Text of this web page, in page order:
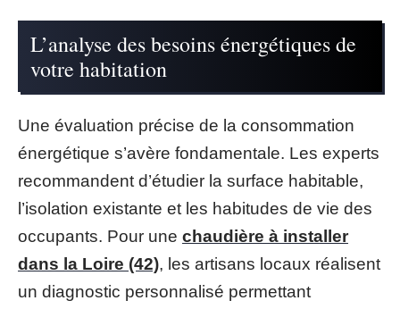
L’analyse des besoins énergétiques de
votre habitation
Une évaluation précise de la consommation
énergétique s’avère fondamentale. Les experts
recommandent d’étudier la surface habitable,
l’isolation existante et les habitudes de vie des
occupants. Pour une chaudière à installer
dans la Loire (42), les artisans locaux réalisent
un diagnostic personnalisé permettant